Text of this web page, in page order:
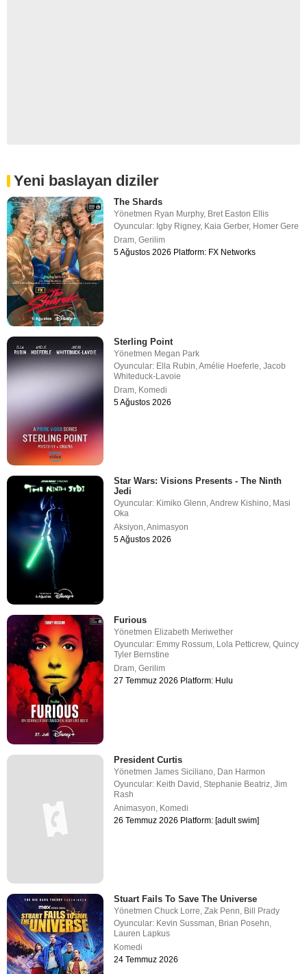
Yeni baslayan diziler
The Shards
Yönetmen Ryan Murphy, Bret Easton Ellis
Oyuncular: Igby Rigney, Kaia Gerber, Homer Gere
Dram,Gerilim
5 Ağustos 2026 Platform: FX Networks
Sterling Point
Yönetmen Megan Park
Oyuncular: Ella Rubin ,Amélie Hoeferle ,Jacob
Whiteduck-Lavoie
Dram Komedi
5 Ağustos 2026
Star Wars: Visions Presents - The Ninth
Jedi
Oyuncular: Kimiko Glenn,Andrew Kishino, Masi
Oka
Aksiyon,Animasyon
5 Ağustos 2026
Furious
Yönetmen Elizabeth Meriwether
Oyuncular: Emmy Rossum, Lola Petticrew,Quincy
Tyler Bernstine
Dram,Gerilim
27 Temmuz 2026 Platform: Hulu
President Curtis
YönetmenJames Siciliano Dan Harmon
Oyuncular: Keith David ,Stephanie Beatriz ,Jim
Rash
Animasyon Komedi
26 Temmuz 2026 Platform: [adult swim]
Stuart Fails To Save The Universe
YönetmenChuck Lorre,Zak Penn, Bill Prady
Oyuncular: Kevin Sussman, Brian Posehn,
Lauren Lapkus
Komedi
24 Temmuz 2026